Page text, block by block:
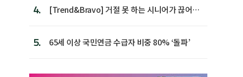
4.
[Trend&Bravo] 거절 못 하는 시니어가 끊어야
5. 65세 이상 국민연금 수급자 비중 80% ‘돌파’